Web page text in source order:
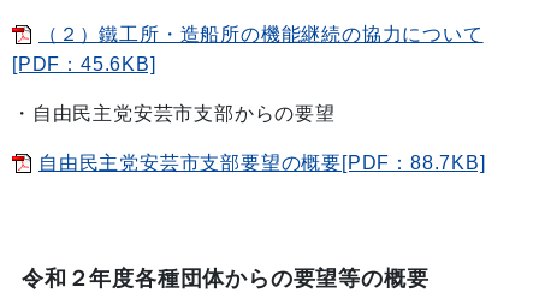
（２）鐵工所・造船所の機能継続の協力について
[PDF：45.6KB]
・自由民主党安芸市支部からの要望
自由民主党安芸市支部要望の概要[PDF：88.7KB]
令和２年度各種団体からの要望等の概要